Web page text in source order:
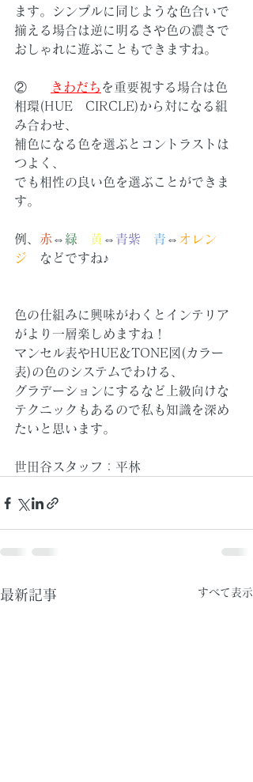
ます。シンプルに同じような色合いで
揃える場合は逆に明るさや色の濃さで
おしゃれに遊ぶこともできますね。
② きわだち を重要視する場合は色
相環(HUE　CIRCLE)から対になる組
み合わせ、
補色になる色を選ぶとコントラストは
つよく、
でも相性の良い色を選ぶことができま
す。
例、 赤 ⇔ 緑 黄 ⇔ 青紫 青 ⇔ オレン
ジ などですね♪
色の仕組みに興味がわくとインテリア
がより一層楽しめますね！
マンセル表やHUE＆TONE図(カラー
表)の色のシステムでわける、
グラデーションにするなど上級向けな
テクニックもあるので私も知識を深め
たいと思います。
世田谷スタッフ：平林
最新記事 すべて表示